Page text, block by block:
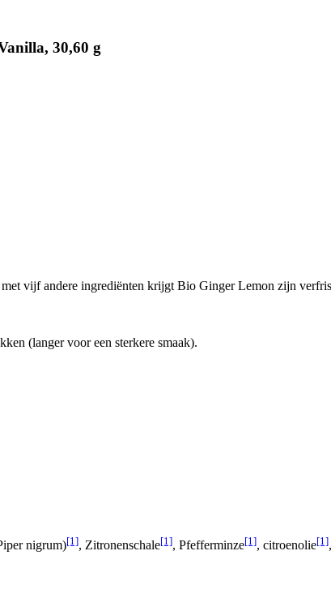
30,60 g
vijf andere ingrediënten krijgt Bio Ginger Lemon zijn
(langer voor een sterkere smaak).
nigrum)[1], Zitronenschale[1], Pfefferminze[1], citroenolie[1]